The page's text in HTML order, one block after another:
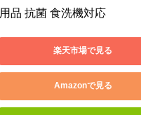
用品 抗菌 食洗機対応
楽天市場で見る
Amazonで見る